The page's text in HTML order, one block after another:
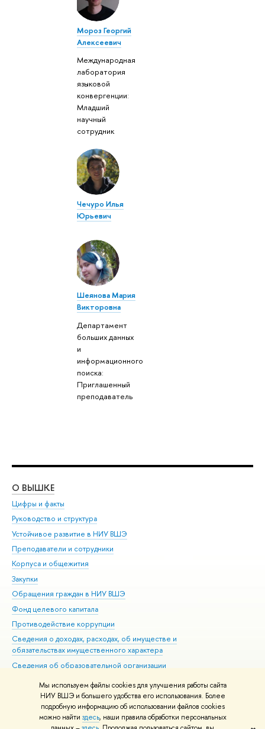
Мы используем файлы cookies для улучшения работы сайта
НИУ ВШЭ и большего удобства его использования. Более
подробную информацию об использовании файлов cookies
можно найти здесь, наши правила обработки персональных
Мороз Георгий
Алексеевич
Международная
лаборатория
языковой
конвергенции:
Младший
научный
сотрудник
Чечуро Илья
Юрьевич
Шеянова Мария
Викторовна
Департамент
больших данных
и
информационного
поиска:
Приглашенный
преподаватель
О ВЫШКЕ
Цифры и факты
Руководство и структура
Устойчивое развитие в НИУ ВШЭ
Преподаватели и сотрудники
Корпуса и общежития
Закупки
Обращения граждан в НИУ ВШЭ
Фонд целевого капитала
Противодействие коррупции
Сведения о доходах, расходах, об имуществе и
обязательствах имущественного характера
Сведения об образовательной организации
Людям с ограниченными возможностями здоровья
Единая платежная страница
Работа в Вышке